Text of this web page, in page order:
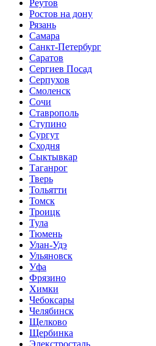
Реутов
Ростов на дону
Рязань
Самара
Санкт-Петербург
Саратов
Сергиев Посад
Серпухов
Смоленск
Сочи
Ставрополь
Ступино
Сургут
Сходня
Сыктывкар
Таганрог
Тверь
Тольятти
Томск
Троицк
Тула
Тюмень
Улан-Удэ
Ульяновск
Уфа
Фрязино
Химки
Чебоксары
Челябинск
Щелково
Щербинка
Элекстросталь